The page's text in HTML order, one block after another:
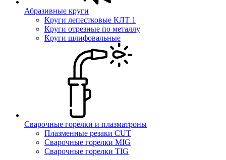
Абразивные круги
Круги лепестковые КЛТ 1
Круги отрезные по металлу
Круги шлифовальные
Сварочные горелки и плазматроны
Плазменные резаки CUT
Сварочные горелки MIG
Сварочные горелки TIG